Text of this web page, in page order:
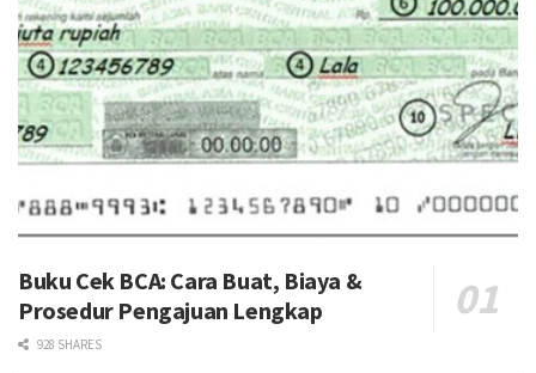
Buku Cek BCA: Cara Buat, Biaya &
Prosedur Pengajuan Lengkap
928 SHARES